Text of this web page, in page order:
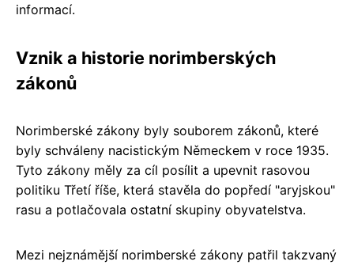
informací.
Vznik a historie norimberských
zákonů
Norimberské zákony byly souborem zákonů, které
byly schváleny nacistickým Německem v roce 1935.
Tyto zákony měly za cíl posílit a upevnit rasovou
politiku Třetí říše, která stavěla do popředí "aryjskou"
rasu a potlačovala ostatní skupiny obyvatelstva.
Mezi nejznámější norimberské zákony patřil takzvaný